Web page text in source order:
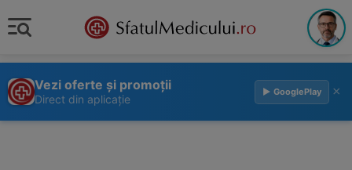
Vezi oferte și promoții
Direct din aplicație
▶ GooglePlay ×